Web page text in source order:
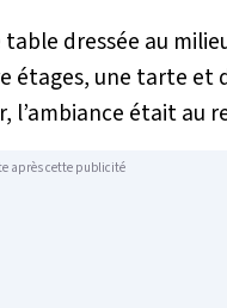
dressée au
étages, une tarte et
l’ambiance était au
après cette publicité